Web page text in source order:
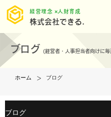
株式会社できる.
​経営理念 ×人財育成
ブログ (経営者・人事担当者向けに毎
ホーム > ブログ
ブログ